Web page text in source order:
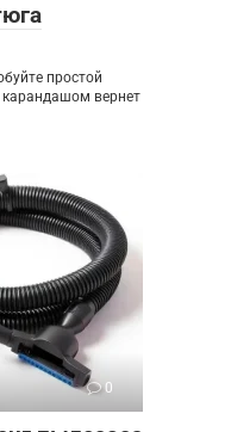
простой
вернет
0